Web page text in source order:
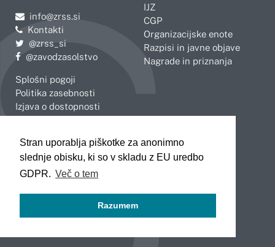
Stran uporablja piškotke za anonimno
slednje obisku, ki so v skladu z EU uredbo
GDPR. Več o tem
Razumem
Pošljite e-mail na
info@zrss.si
Kontakti
Pojdite na Twitter:
@zrss_si
Pojdite na Facebook:
@zavodzasolstvo
Splošni pogoji
Politika zasebnosti
Izjava o dostopnosti
IJZ
CGP
Organizacijske enote
Razpisi in javne objave
Nagrade in priznanja
Celje
Koper
Kranj
Novo mesto
Slovenj Gradec